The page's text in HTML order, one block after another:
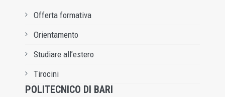
Offerta formativa
Orientamento
Studiare all’estero
Tirocini
POLITECNICO DI BARI